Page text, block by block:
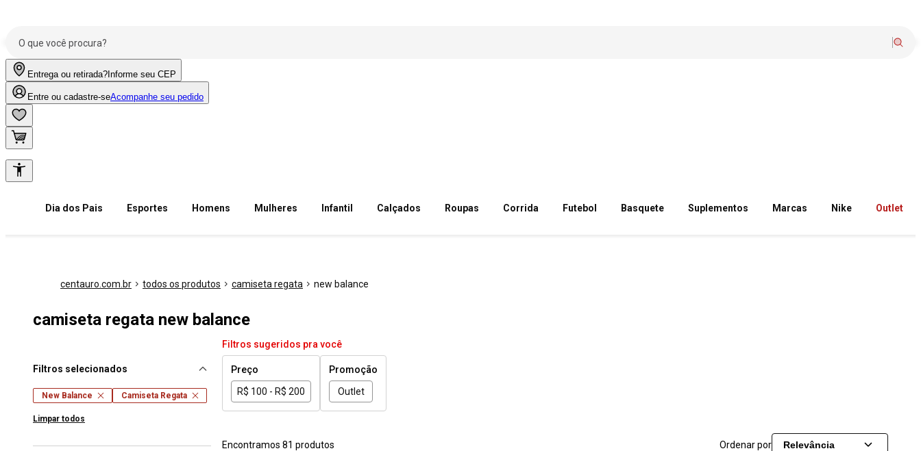
Entrega ou retirada? Informe seu CEP
Entre ou cadastre-seAcompanhe seu pedido
Dia dos Pais Esportes Homens Mulheres Infantil Calçados Roupas Corrida Futebol Basquete Suplementos Marcas Nike Outlet
centauro.com.br todos os produtos camiseta regata new balance
camiseta regata new balance
Filtros selecionados
New Balance Camiseta Regata
Limpar todos
Filtros sugeridos pra você
Preço
R$ 100 - R$ 200
Promoção
Outlet
Encontramos 81 produtos Ordenar por Relevância